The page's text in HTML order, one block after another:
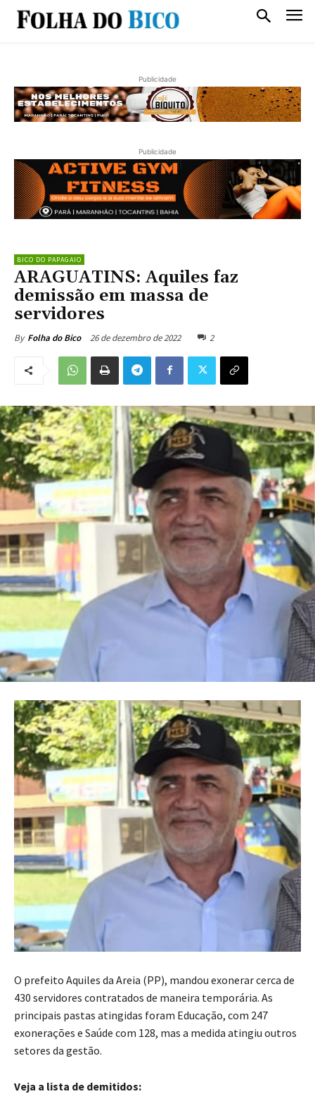
Publicidade
Publicidade
BICO DO PAPAGAIO
ARAGUATINS: Aquiles faz
demissão em massa de
servidores
By Folha do Bico 26 de dezembro de 2022 2
O prefeito Aquiles da Areia (PP), mandou exonerar cerca de
430 servidores contratados de maneira temporária. As
principais pastas atingidas foram Educação, com 247
exonerações e Saúde com 128, mas a medida atingiu outros
setores da gestão.
Veja a lista de demitidos: